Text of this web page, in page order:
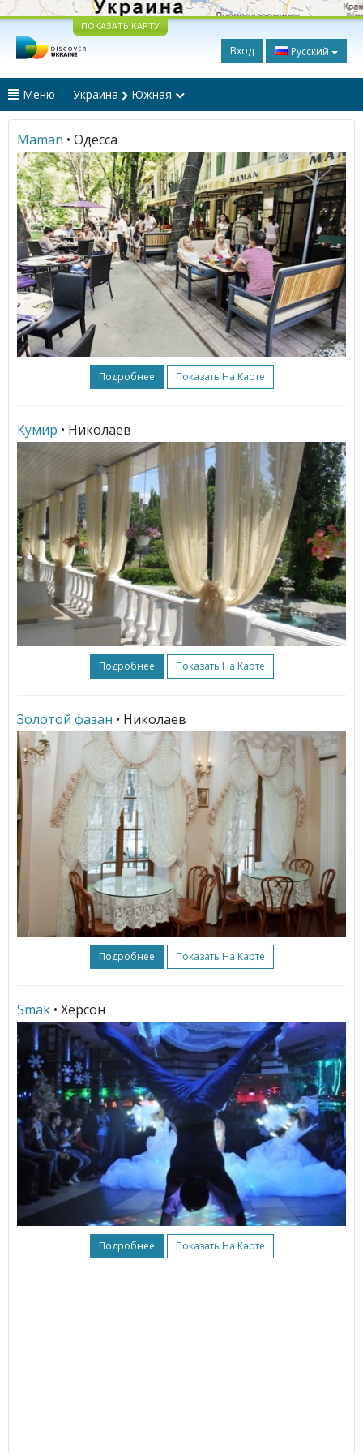
ПОКАЗАТЬ КАРТУ
Вход Русский
Меню Украина Южная
Maman • Одесса
Подробнее Показать На Карте
Кумир • Николаев
Подробнее Показать На Карте
Золотой фазан • Николаев
Подробнее Показать На Карте
Smak • Херсон
Подробнее Показать На Карте